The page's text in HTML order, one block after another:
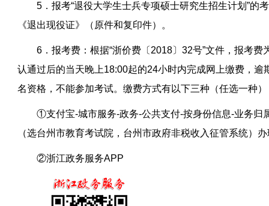
5．报考“退役大学生士兵专项硕士研究生招生计划”的
《退出现役证》（原件和复印件）。
6．报考费：根据“浙价费〔2018〕32号”文件，报考
认通过后的当天晚上18:00起的24小时内完成网上缴费，逾
名资格，不能参加考试。缴费方式有以下三种（任选一种）
①支付宝-城市服务-政务-公共支付-按身份信息-业务归
（选台州市教育考试院，台州市政府非税收入征管系统）
②浙江政务服务APP